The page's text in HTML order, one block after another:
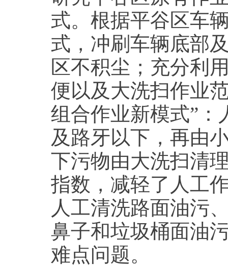
式。根据平谷区车
式，冲刷车辆底部
区不积尘；充分利
便以及大洗扫作业
组合作业新模式”
及路牙以下，再由
下污物由大洗扫清
指数，减轻了人工
人工清洗路面油污
鼻子和垃圾桶面油
难点问题。